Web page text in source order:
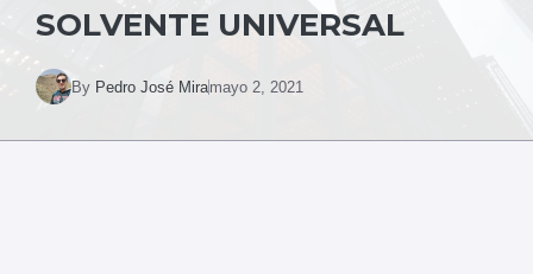
SOLVENTE UNIVERSAL
By Pedro José Miramayo 2, 2021